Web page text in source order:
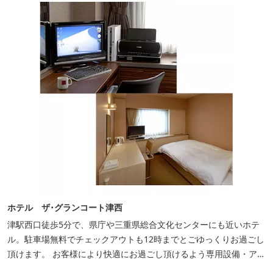
ホテル ザ･グランコート津西
津駅西口徒歩5分で、県庁や三重県総合文化センターにも近いホテ
ル。駐車場無料でチェックアウトも12時までとごゆっくりお過ごし
頂けます。 お客様により快適にお過ごし頂けるよう専用設備・アメ